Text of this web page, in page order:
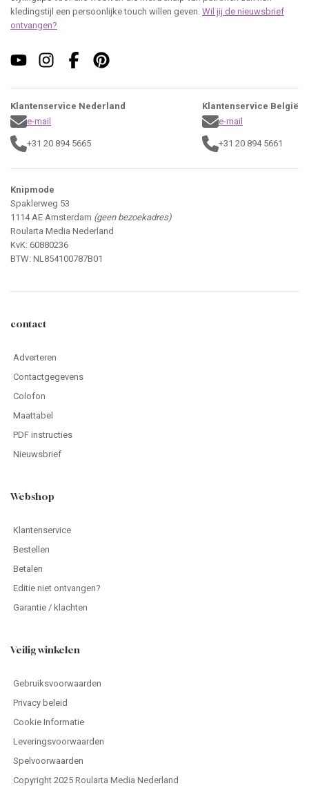
kledingstijl een persoonlijke touch willen geven. Wil jij de nieuwsbrief
ontvangen?
Klantenservice Nederland
e-mail
+31 20 894 5665
Klantenservice België
e-mail
+31 20 894 5661
Knipmode
Spaklerweg 53
1114 AE Amsterdam (geen bezoekadres)
Roularta Media Nederland
KvK: 60880236
BTW: NL854100787B01
contact
Adverteren
Contactgegevens
Colofon
Maattabel
PDF instructies
Nieuwsbrief
Webshop
Klantenservice
Bestellen
Betalen
Editie niet ontvangen?
Garantie / klachten
Veilig winkelen
Gebruiksvoorwaarden
Privacy beleid
Cookie Informatie
Leveringsvoorwaarden
Spelvoorwaarden
Copyright 2025 Roularta Media Nederland